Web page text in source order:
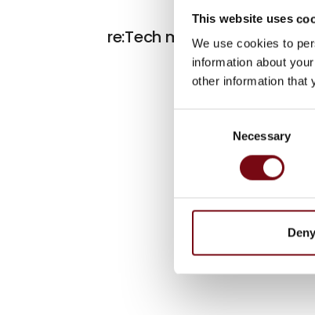
This website uses
We use cookies to
information about
other information that
Necessary
Deny
re:Tech måtter